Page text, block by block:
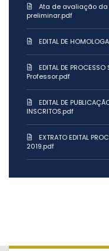
Ata de avaliação
preliminar.pdf
EDITAL DE
EDITAL DE
Professor.pdf
EDITAL DE
INSCRITOS.pdf
EXTRATO EDITAL
2019.pdf